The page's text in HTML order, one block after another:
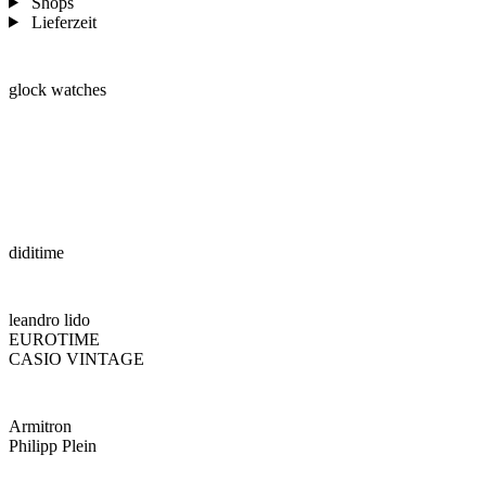
Lieferzeit
glock watches
diditime
leandro lido
EUROTIME
CASIO VINTAGE
Armitron
Philipp Plein